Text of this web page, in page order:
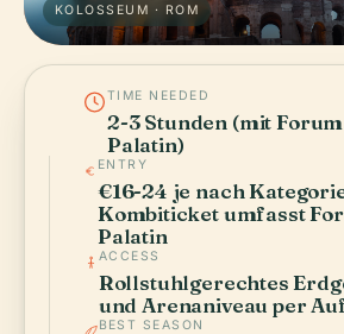
KOLOSSEUM · ROM
TIME NEEDED
2-3 Stunden (mit
Palatin)
ENTRY
€16-24 je nach
Kombiticket umfasst
Palatin
ACCESS
Rollstuhlgerechtes
und Arenaniveau per
BEST SEASON